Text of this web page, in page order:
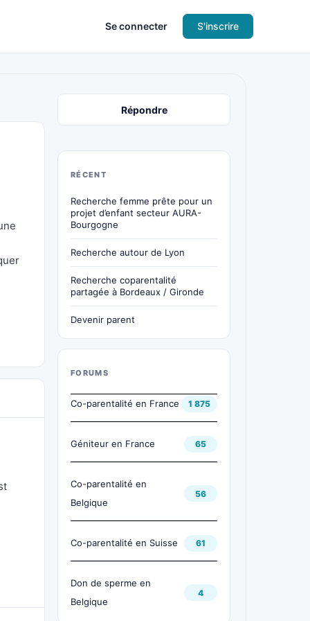
Se connecter S'inscrire
Répondre
RÉCENT
Recherche femme prête pour un
projet d’enfant secteur AURA-
Bourgogne
Recherche autour de Lyon
Recherche coparentalité
partagée à Bordeaux / Gironde
Devenir parent
FORUMS
Co-parentalité en France 1 875
Géniteur en France 65
Co-parentalité en
Belgique
56
Co-parentalité en Suisse 61
Don de sperme en
Belgique
4